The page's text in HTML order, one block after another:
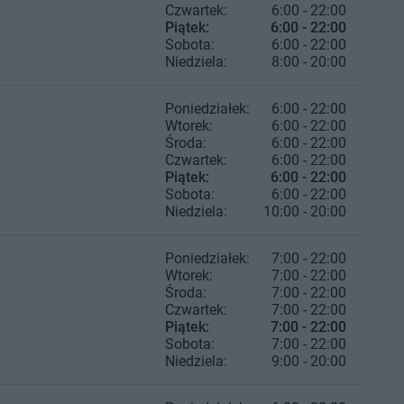
Czwartek:
6:00 - 22:00
Piątek:
6:00 - 22:00
Sobota:
6:00 - 22:00
Niedziela:
8:00 - 20:00
Poniedziałek:
6:00 - 22:00
Wtorek:
6:00 - 22:00
Środa:
6:00 - 22:00
Czwartek:
6:00 - 22:00
Piątek:
6:00 - 22:00
Sobota:
6:00 - 22:00
Niedziela:
10:00 - 20:00
Poniedziałek:
7:00 - 22:00
Wtorek:
7:00 - 22:00
Środa:
7:00 - 22:00
Czwartek:
7:00 - 22:00
Piątek:
7:00 - 22:00
Sobota:
7:00 - 22:00
Niedziela:
9:00 - 20:00